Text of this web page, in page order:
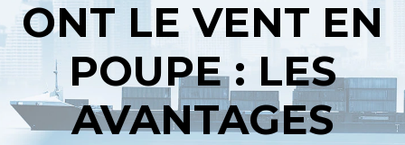
ONT LE VENT EN
POUPE : LES
AVANTAGES